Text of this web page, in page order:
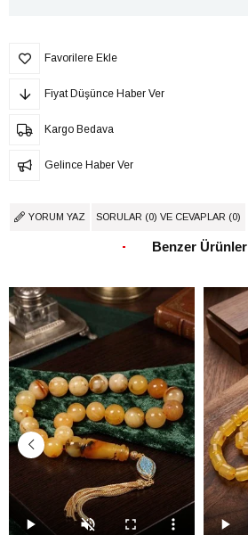
Favorilere Ekle
Fiyat Düşünce Haber Ver
Kargo Bedava
Gelince Haber Ver
YORUM YAZ SORULAR (0) VE CEVAPLAR (0)
Benzer Ürünler